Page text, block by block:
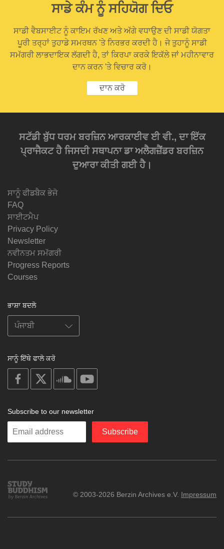
ਸਾਡੇ ਕੰਮ ਨੂੰ ਸਹਿਯੋਗ ਦਿਓ
ਸਾਡੀ ਵੈਬਸਾਈਟ ਨੂੰ ਕਾਇਮ ਰੱਖਣ ਅਤੇ ਅੱਗੇ ਵਧਾਉਣ ਦੀ ਸਾਡੀ ਯੋਗਤਾ
ਪੂਰੀ ਤਰ੍ਹਾਂ ਤੁਹਾਡੇ ਸਮਰਥਨ 'ਤੇ ਨਿਰਭਰ ਕਰਦੀ ਹੈ। ਜੇ ਤੁਹਾਨੂੰ ਸਾਡੀ
ਸਮੱਗਰੀ ਲਾਭਦਾਇਕ ਲੱਗਦੀ ਹੈ, ਤਾਂ ਕਿਰਪਾ ਕਰਕੇ ਇਕੱਲੇ ਜਾਂ ਮਹੀਨਾਵਾਰ
ਦਾਨ ਕਰਨ 'ਤੇ ਵਿਚਾਰ ਕਰੋ।
ਦਾਨ ਕਰੋ
ਸਟੱਡੀ ਬੁੱਧ ਧਰਮ ਬਰਜ਼ਿਨ ਆਰਕਾਈਵ ਈ ਵੀ., ਦਾ ਇੱਕ
ਪ੍ਰਾਜੈਕਟ ਹੈ ਜਿਸਦੀ ਸਥਾਪਨਾ ਡਾ ਅਲੈਗਜ਼ੈਂਡਰ ਬਰਜ਼ਿਨ
ਦੁਆਰਾ ਕੀਤੀ ਗਈ ਹੈ।
ਸਾਨੂੰ ਫੀਡਬੈਕ ਭੇਜੋ
FAQ
ਸਾਈਟਮੈਪ
Privacy Policy
Newsletter
ਨਵੀਨਤਮ ਸਮੱਗਰੀ
Progress Reports
Courses
ਭਾਸ਼ਾ ਬਦਲੋ
ਸਾਨੂੰ ਇੱਥੇ ਫਾਲੋ ਕਰੋ
on
facebook
soundcloud
Subscribe to our newsletter
Enter
Subscribe
Study
Buddhism
© 2003-2026 Berzin Archives e.V. Impressum